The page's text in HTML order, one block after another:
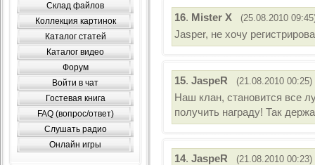
Склад файлов
Коллекция картинок
Каталог статей
Каталог видео
Форум
Войти в чат
Гостевая книга
FAQ (вопрос/ответ)
Слушать радио
Онлайн игры
16. Mister X (25.08.2010
Jasper, не хочу
15. JaspeR (21.08.2010 00:25)
Наш клан, становится все
получить награду! Так
14. JaspeR (21.08.2010 00:23)